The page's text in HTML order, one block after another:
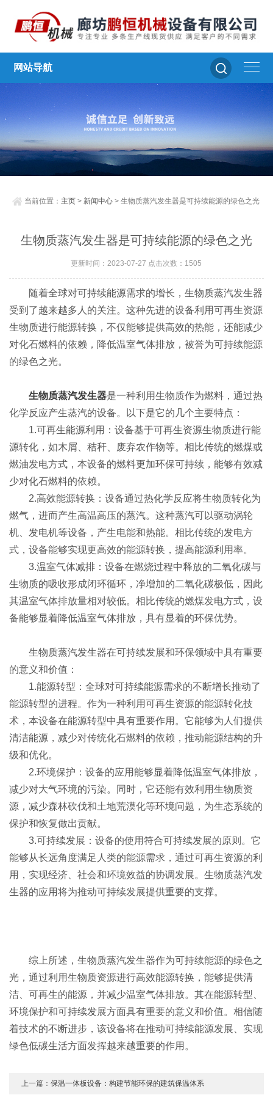
网站导航
当前位置： 主页 > 新闻中心 > 生物质蒸汽发生器是可持续能源的绿色之光
生物质蒸汽发生器是可持续能源的绿色之光
更新时间：2023-07-27 点击次数：1505
随着全球对可持续能源需求的增长，生物质蒸汽发生器
受到了越来越多人的关注。这种先进的设备利用可再生资源
生物质进行能源转换，不仅能够提供高效的热能，还能减少
对化石燃料的依赖，降低温室气体排放，被誉为可持续能源
的绿色之光。
生物质蒸汽发生器是一种利用生物质作为燃料，通过热
化学反应产生蒸汽的设备。以下是它的几个主要特点：
1.可再生能源利用：设备基于可再生资源生物质进行能
源转化，如木屑、秸秆、废弃农作物等。相比传统的燃煤或
燃油发电方式，本设备的燃料更加环保可持续，能够有效减
少对化石燃料的依赖。
2.高效能源转换：设备通过热化学反应将生物质转化为
燃气，进而产生高温高压的蒸汽。这种蒸汽可以驱动涡轮
机、发电机等设备，产生电能和热能。相比传统的发电方
式，设备能够实现更高效的能源转换，提高能源利用率。
3.温室气体减排：设备在燃烧过程中释放的二氧化碳与
生物质的吸收形成闭环循环，净增加的二氧化碳极低，因此
其温室气体排放量相对较低。相比传统的燃煤发电方式，设
备能够显着降低温室气体排放，具有显着的环保优势。
生物质蒸汽发生器在可持续发展和环保领域中具有重要
的意义和价值：
1.能源转型：全球对可持续能源需求的不断增长推动了
能源转型的进程。作为一种利用可再生资源的能源转化技
术，本设备在能源转型中具有重要作用。它能够为人们提供
清洁能源，减少对传统化石燃料的依赖，推动能源结构的升
级和优化。
2.环境保护：设备的应用能够显着降低温室气体排放，
减少对大气环境的污染。同时，它还能有效利用生物质资
源，减少森林砍伐和土地荒漠化等环境问题，为生态系统的
保护和恢复做出贡献。
3.可持续发展：设备的使用符合可持续发展的原则。它
能够从长远角度满足人类的能源需求，通过可再生资源的利
用，实现经济、社会和环境效益的协调发展。生物质蒸汽发
生器的应用将为推动可持续发展提供重要的支撑。
综上所述，生物质蒸汽发生器作为可持续能源的绿色之
光，通过利用生物质资源进行高效能源转换，能够提供清
洁、可再生的能源，并减少温室气体排放。其在能源转型、
环境保护和可持续发展方面具有重要的意义和价值。相信随
着技术的不断进步，该设备将在推动可持续能源发展、实现
绿色低碳生活方面发挥越来越重要的作用。
上一篇：保温一体板设备：构建节能环保的建筑保温体系